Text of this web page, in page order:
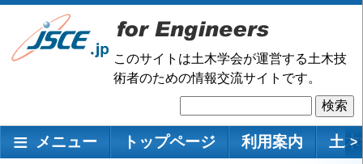
メ
ン
このサイトは土木学会が運営する土木技
術者のための情報交流サイトです。
索
メインナビゲーション
メニュー トップページ 利用案内 土 >